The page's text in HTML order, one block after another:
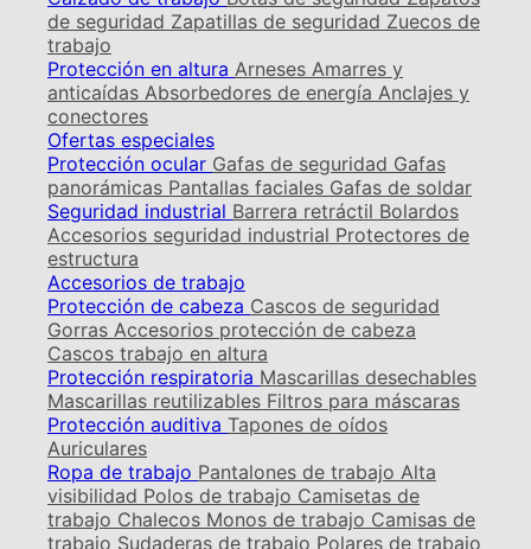
de seguridad Zapatillas de seguridad Zuecos de
trabajo
Protección en altura Arneses Amarres y
anticaídas Absorbedores de energía Anclajes y
conectores
Ofertas especiales
Protección ocular Gafas de seguridad Gafas
panorámicas Pantallas faciales Gafas de soldar
Seguridad industrial Barrera retráctil Bolardos
Accesorios seguridad industrial Protectores de
estructura
Accesorios de trabajo
Protección de cabeza Cascos de seguridad
Gorras Accesorios protección de cabeza
Cascos trabajo en altura
Protección respiratoria Mascarillas desechables
Mascarillas reutilizables Filtros para máscaras
Protección auditiva Tapones de oídos
Auriculares
Ropa de trabajo Pantalones de trabajo Alta
visibilidad Polos de trabajo Camisetas de
trabajo Chalecos Monos de trabajo Camisas de
trabajo Sudaderas de trabajo Polares de trabajo